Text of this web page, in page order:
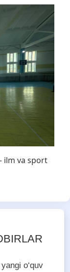
ilm va sport
o‘quv